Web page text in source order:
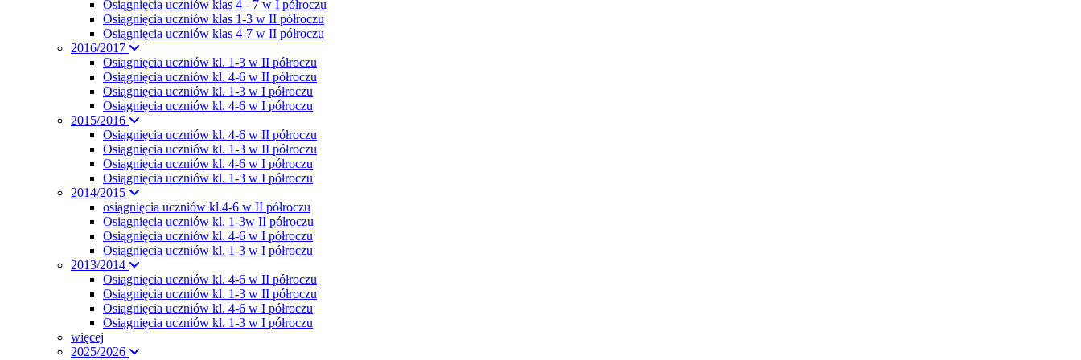
Osiągnięcia uczniów klas 4 - 7 w I półroczu
Osiągnięcia uczniów klas 1-3 w II półroczu
Osiągnięcia uczniów klas 4-7 w II półroczu
2016/2017
Osiągnięcia uczniów kl. 1-3 w II półroczu
Osiągnięcia uczniów kl. 4-6 w II półroczu
Osiągnięcia uczniów kl. 1-3 w I półroczu
Osiągnięcia uczniów kl. 4-6 w I półroczu
2015/2016
Osiągnięcia uczniów kl. 4-6 w II półroczu
Osiągnięcia uczniów kl. 1-3 w II półroczu
Osiągnięcia uczniów kl. 4-6 w I półroczu
Osiągnięcia uczniów kl. 1-3 w I półroczu
2014/2015
osiągnięcia uczniów kl.4-6 w II półroczu
Osiągnięcia uczniów kl. 1-3w II półroczu
Osiągnięcia uczniów kl. 4-6 w I półroczu
Osiągnięcia uczniów kl. 1-3 w I półroczu
2013/2014
Osiągnięcia uczniów kl. 4-6 w II półroczu
Osiągnięcia uczniów kl. 1-3 w II półroczu
Osiągnięcia uczniów kl. 4-6 w I półroczu
Osiągnięcia uczniów kl. 1-3 w I półroczu
więcej
2025/2026